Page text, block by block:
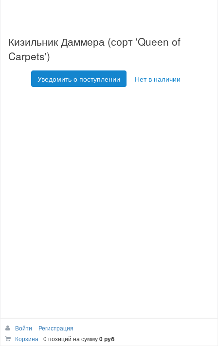
Кизильник Даммера (сорт 'Queen of
Carpets')
Уведомить о поступлении Нет в наличии
Войти
Регистрация
Корзина
0 позиций на сумму0 руб